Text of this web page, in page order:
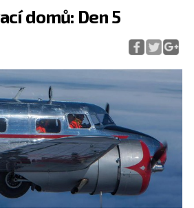
domů: Den 5
Expedice
Pro piloty
Série & speciály
Letecká videa
FR + archiv